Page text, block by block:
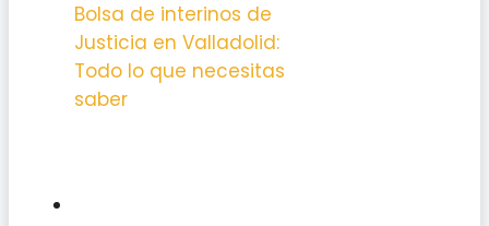
Bolsa de interinos de
Justicia en Valladolid:
Todo lo que necesitas
saber